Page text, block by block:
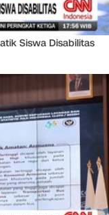
Siswa Disabilitas